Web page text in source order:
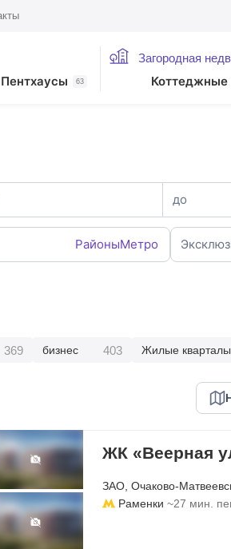
Пентхаусы 63
Загородная
Коттеджные
до
РайоныМетро
369 бизнес 403 Жилые кварталы
ЖК «Веерная
ЗАО Очаково-
Раменки ~27 мин.